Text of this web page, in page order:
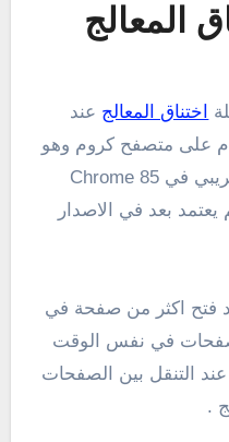
المعالج
اختناق المعالج عند
على متصفح كروم وهو
أمر مزعج للغاية , الاصدار التجريبي في Chrome 85
بعد في الاصدار
فتح اكثر من صفحة في
في نفس الوقت
التنقل بين الصفحات
.